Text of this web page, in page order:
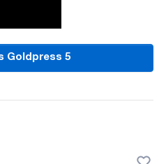
Goldpress 5